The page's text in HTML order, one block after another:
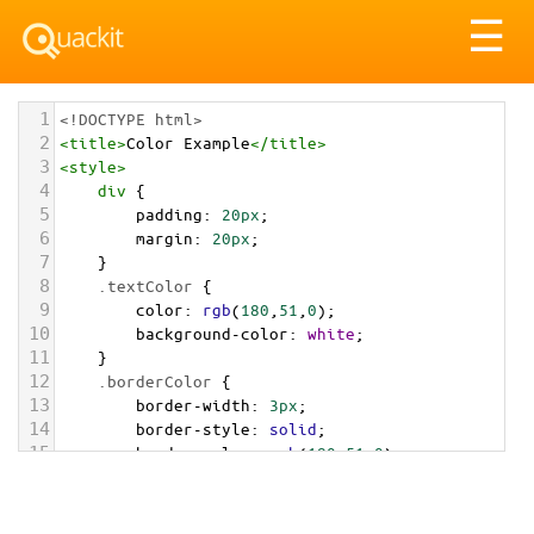
☰
1 <!DOCTYPE html>
2 <title>Color Example</title>
3 <style>
4 div {
5 padding: 20px;
6 margin: 20px;
7 }
8 .textColor {
9 color: rgb(180 51 0);
10 background-color: white;
11 }
12 .borderColor {
13 border-width: 3px;
14 border-style: solid;
15 border-color: rgb(180,51,0);